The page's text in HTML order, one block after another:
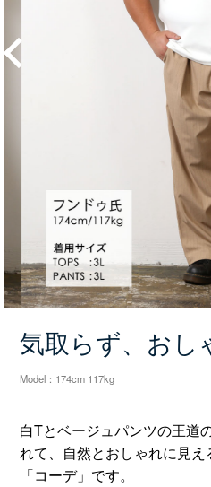
気取らず、おし
Model：174cm 117kg
白Tとベージュパンツの王道
れて、自然とおしゃれに見
「コーデ」です。